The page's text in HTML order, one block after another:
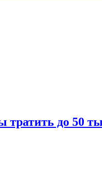
тратить до 50